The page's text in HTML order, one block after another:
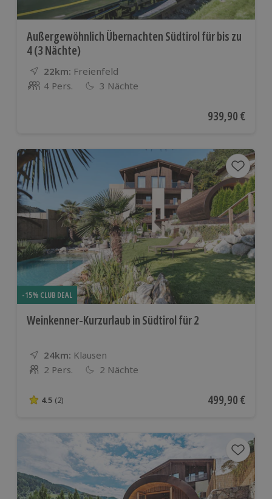
Außergewöhnlich Übernachten Südtirol für bis zu
4 (3 Nächte)
22km: Entfernung
Standort
Freienfeld
Anzahl der Teilnehmer
4 Pers. 3 Nächte
Aktueller Preis
939,90 €
-15% CLUB DEAL
Weinkenner-Kurzurlaub in Südtirol für 2
24km: Entfernung
Standort
Klausen
Anzahl der Teilnehmer
2 Pers. 2 Nächte
4.5 von 5 Sternen basierend auf 2 Bewertungen
4.5 (2) Aktueller Preis
499,90 €